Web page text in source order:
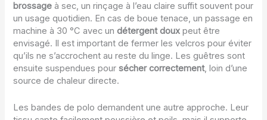
brossage à sec, un rinçage à l’eau claire suffit souvent pour
un usage quotidien. En cas de boue tenace, un passage en
machine à 30 °C avec undétergent doux peut être
envisagé. Il est important de fermer les velcros pour éviter
qu’ils ne s’accrochent au reste du linge. Les guêtres sont
ensuite suspendues poursécher correctement, loin d’une
source de chaleur directe.
Les bandes de polo demandent une autre approche. Leur